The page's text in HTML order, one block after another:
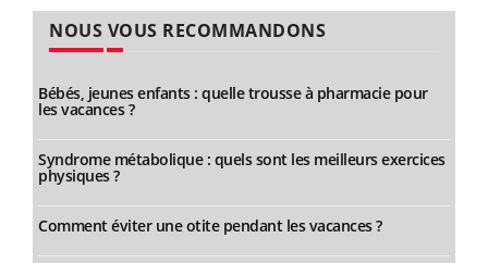
NOUS VOUS RECOMMANDONS
Bébés, jeunes enfants : quelle trousse à pharmacie pour
les vacances ?
Syndrome métabolique : quels sont les meilleurs exercices
physiques ?
Comment éviter une otite pendant les vacances ?